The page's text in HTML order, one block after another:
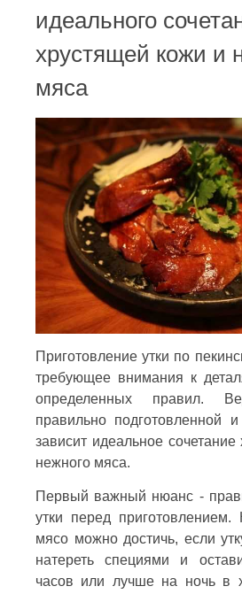
идеального
хрустящей кожи и
мяса
Приготовление утки по
требующее внимания к
определенных правил.
правильно подготовленной
зависит идеальное
нежного мяса.
Первый важный нюанс -
утки перед
мясо можно достичь, если
натереть специями и
часов или лучше на ночь в